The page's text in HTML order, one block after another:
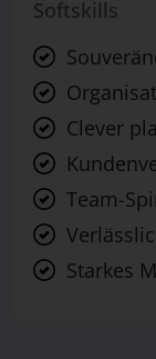
Softskills
Clever
Team-
Starkes